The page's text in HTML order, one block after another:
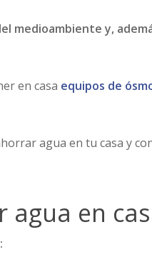
medioambiente y,
en casa equipos de
agua en tu casa y
agua en